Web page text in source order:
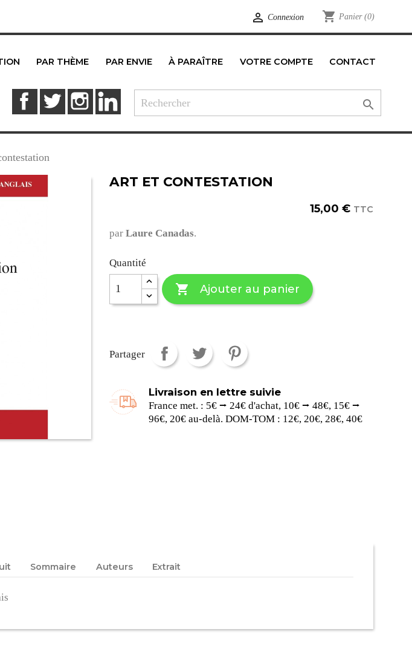
 Connexion shopping_cart Panier (0)
PAR THÈME PAR ENVIE À PARAÎTRE VOTRE COMPTE CONTACT
FacebookTwitter Instagram

ART ET CONTESTATION
15,00 € TTC
par Laure Canadas.
Quantité
 Ajouter au panier
Partager
Livraison en lettre suivie
France met. : 5€ ⭢ 24€ d'achat, 10€ ⭢ 48€, 15€ ⭢
96€, 20€ au-delà. DOM-TOM : 12€, 20€, 28€, 40€
Sommaire Auteurs Extrait